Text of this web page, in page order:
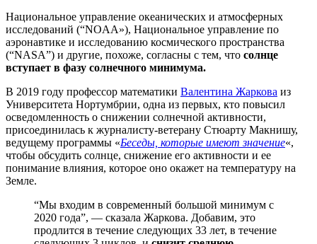
Национальное управление океанических и атмосферных
исследований (“NOAA»), Национальное управление по
аэронавтике и исследованию космического пространства
(“NASA”) и другие, похоже, согласны с тем, что солнце
вступает в фазу солнечного минимума.
В 2019 году профессор математики Валентина Жаркова из
Университета Нортумбрии, одна из первых, кто повысил
осведомленность о снижении солнечной активности,
присоединилась к журналисту-ветерану Стюарту Макнишу,
ведущему программы «Беседы, которые имеют значение«,
чтобы обсудить солнце, снижение его активности и ее
понимание влияния, которое оно окажет на температуру на
Земле.
“Мы входим в современный большой минимум с
2020 года”, — сказала Жаркова. Добавим, это
продлится в течение следующих 33 лет, в течение